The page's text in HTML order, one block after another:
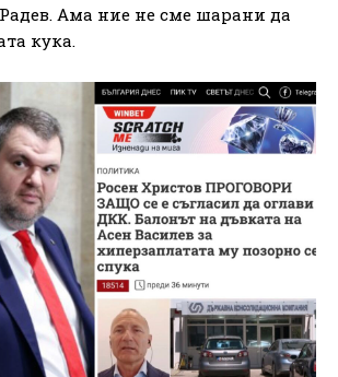
Ама ние не сме шарани да
кука.